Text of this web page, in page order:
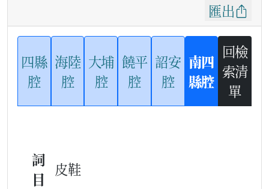
匯出
四縣
腔
海陸
腔
大埔
腔
饒平
腔
詔安
腔
南四
縣腔
回檢
索清
單
詞
目
皮鞋